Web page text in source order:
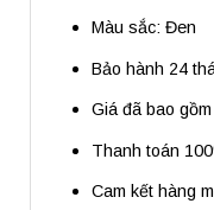
Màu sắc: Đen
Bảo hành 24
Giá đã bao
Thanh toán
Cam kết hàng